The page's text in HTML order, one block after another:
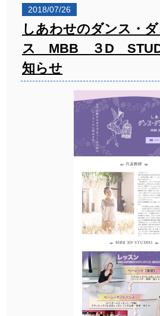
2018/07/26
しあわせのダンス・
ス MBB ３D
知らせ